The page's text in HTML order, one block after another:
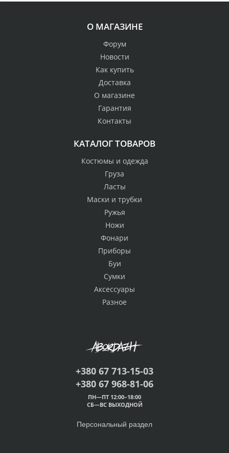
О МАГАЗИНЕ
Форум
Новости
Как купить
Доставка
О магазине
Гарантия
Контакты
КАТАЛОГ ТОВАРОВ
Костюмы и одежда
Груза
Ласты
Маски и трубки
Ружья
Ножи
Фонари
Приборы
Буи
Сумки
Аксессуары
Разное
+380 67 713-15-03
+380 67 968-81-06
ПН—ПТ 12:00–18:00
СБ—ВС ВЫХОДНОЙ
Персональный раздел